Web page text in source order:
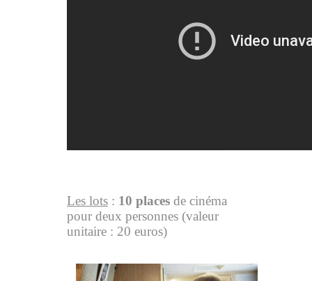
Les lots : 10 places de cinéma
pour deux personnes (valeur
unitaire : 20 euros)